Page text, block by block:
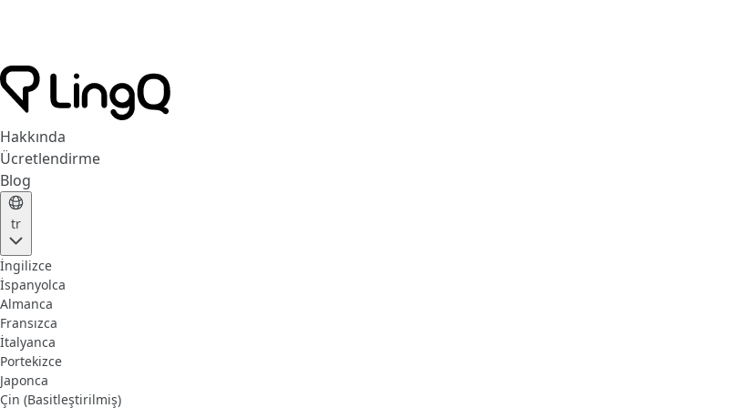
Hakkında
Ücretlendirme
Blog
tr
İngilizce
İspanyolca
Almanca
Fransızca
İtalyanca
Portekizce
Japonca
Çin (Basitleştirilmiş)